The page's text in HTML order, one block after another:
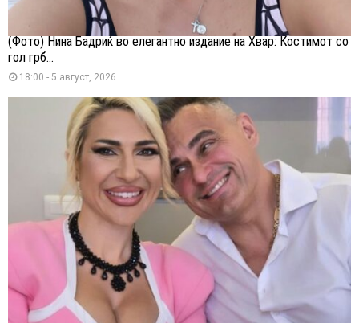
(Фото) Нина Бадриќ во елегантно издание на Хвар: Костимот со
гол грб...
18:00 - 5 август, 2026